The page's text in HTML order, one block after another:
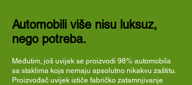
Automobili više nisu luksuz,
nego potreba.
Međutim, još uvijek se proizvodi 98% automobila
sa staklima koja nemaju apsolutno nikakvu zaštitu.
Proizvođač uvijek ističe fabričko zatamnjivanje